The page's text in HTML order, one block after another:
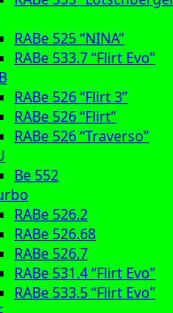
RABe 525 “NINA”
RABe 533.7 “Flirt Evo”
RABe 526 “Flirt 3”
RABe 526 “Flirt”
RABe 526 “Traverso”
Be 552
RABe 526.2
RABe 526.68
RABe 526.7
RABe 531.4 “Flirt Evo”
RABe 533.5 “Flirt Evo”